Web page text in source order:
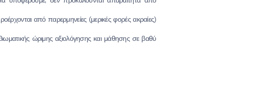
από παρερμηνείες (μερικές φορές ακραίες)
ώριμης αξιολόγησης και μάθησης σε βαθύ